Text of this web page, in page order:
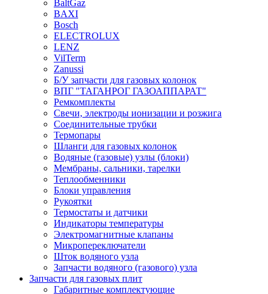
BaltGaz
BAXI
Bosch
ELECTROLUX
LENZ
VilTerm
Zanussi
Б/У запчасти для газовых колонок
ВПГ "ТАГАНРОГ ГАЗОАППАРАТ"
Ремкомплекты
Свечи, электроды ионизации и розжига
Соединительные трубки
Термопары
Шланги для газовых колонок
Водяные (газовые) узлы (блоки)
Мембраны, сальники, тарелки
Теплообменники
Блоки управления
Рукоятки
Термостаты и датчики
Индикаторы температуры
Электромагнитные клапаны
Микропереключатели
Шток водяного узла
Запчасти водяного (газового) узла
Запчасти для газовых плит
Габаритные комплектующие